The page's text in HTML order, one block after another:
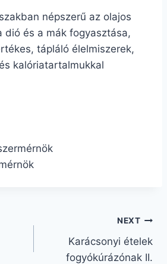
népszerű az olajos
dió és a mák fogyasztása,
tápláló élelmiszerek,
kalóriatartalmukkal
NEXT
Karácsonyi ételek
fogyókúrázónak II.